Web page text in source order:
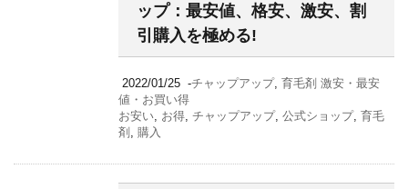
ップ：最安値、格安、激安、割
引購入を極める!
2022/01/25 -チャップアップ, 育毛剤 激安・最安
値・お買い得
お安い お得 チャップアップ, 公式ショップ, 育毛
剤 購入